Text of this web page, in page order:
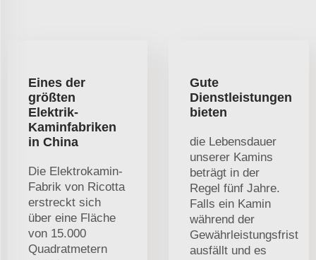
Eines der
größten
Elektrik-
Kaminfabriken
in China
Die Elektrokamin-
Fabrik von Ricotta
erstreckt sich
über eine Fläche
von 15.000
Quadratmetern
Gute
Dienstleistungen
bieten
die Lebensdauer
unserer Kamins
beträgt in der
Regel fünf Jahre.
Falls ein Kamin
während der
Gewährleistungsfrist
ausfällt und es